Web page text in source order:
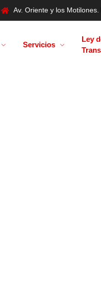
Av. Oriente y los
Servicios
Ley